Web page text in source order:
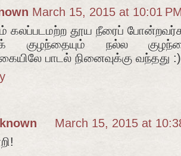
March 15, 2015 at 10:01
கலப்படமற்ற தூய நீரைப்
குழந்தையும் நல்ல
பாடல் நினைவுக்கு வந்தது :)
March 15, 2015 at